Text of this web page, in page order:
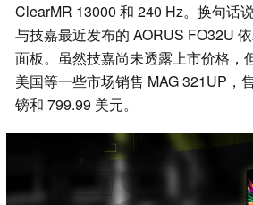
ClearMR 13000 和 240 Hz。换句话
与技嘉最近发布的 AORUS FO32U
面板。虽然技嘉尚未透露上市价格，
美国等一些市场销售 MAG 321UP，
镑和 799.99 美元。